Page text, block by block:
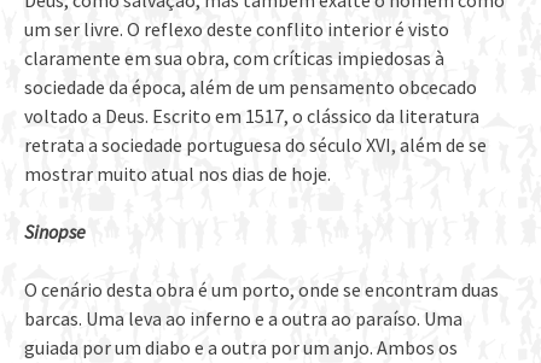
um ser livre. O reflexo deste conflito interior é visto
claramente em sua obra, com críticas impiedosas à
sociedade da época, além de um pensamento obcecado
voltado a Deus. Escrito em 1517, o clássico da literatura
retrata a sociedade portuguesa do século XVI, além de se
mostrar muito atual nos dias de hoje.
Sinopse
O cenário desta obra é um porto, onde se encontram duas
barcas. Uma leva ao inferno e a outra ao paraíso. Uma
guiada por um diabo e a outra por um anjo. Ambos os